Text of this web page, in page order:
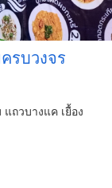
รบวงจร
ถวบางแค เยื้อง